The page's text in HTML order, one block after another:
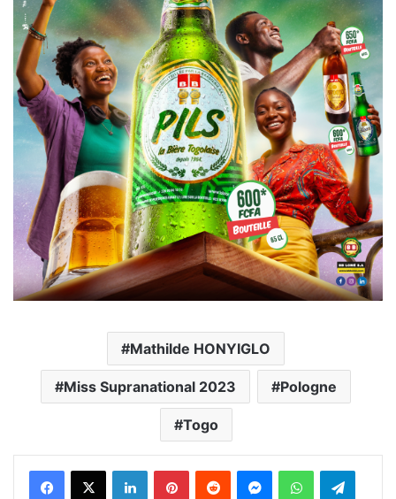
Mathilde HONYIGLO
Miss Supranational 2023 Pologne
Togo
FacebookX Linkedin PinterestReddit MessengerWhatsAppTelegram